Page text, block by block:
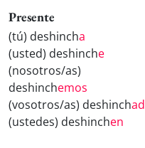
Presente
(tú) deshincha
(usted) deshinche
(nosotros/as)
deshinchemos
(vosotros/as) deshinchad
(ustedes) deshinchen